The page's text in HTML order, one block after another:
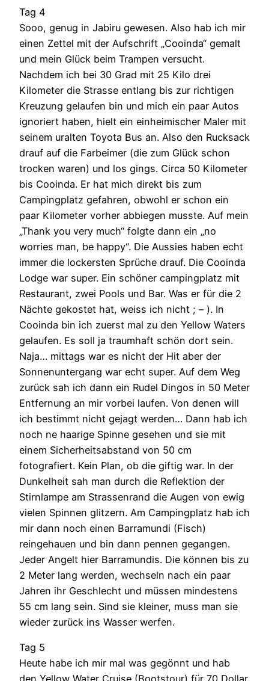
Tag 4
Sooo, genug in Jabiru gewesen. Also hab ich mir
einen Zettel mit der Aufschrift „Cooinda“ gemalt
und mein Glück beim Trampen versucht.
Nachdem ich bei 30 Grad mit 25 Kilo drei
Kilometer die Strasse entlang bis zur richtigen
Kreuzung gelaufen bin und mich ein paar Autos
ignoriert haben, hielt ein einheimischer Maler mit
seinem uralten Toyota Bus an. Also den Rucksack
drauf auf die Farbeimer (die zum Glück schon
trocken waren) und los gings. Circa 50 Kilometer
bis Cooinda. Er hat mich direkt bis zum
Campingplatz gefahren, obwohl er schon ein
paar Kilometer vorher abbiegen musste. Auf mein
„Thank you very much“ folgte dann ein „no
worries man, be happy“. Die Aussies haben echt
immer die lockersten Sprüche drauf. Die Cooinda
Lodge war super. Ein schöner campingplatz mit
Restaurant, zwei Pools und Bar. Was er für die 2
Nächte gekostet hat, weiss ich nicht ; – ). In
Cooinda bin ich zuerst mal zu den Yellow Waters
gelaufen. Es soll ja traumhaft schön dort sein.
Naja… mittags war es nicht der Hit aber der
Sonnenuntergang war echt super. Auf dem Weg
zurück sah ich dann ein Rudel Dingos in 50 Meter
Entfernung an mir vorbei laufen. Von denen will
ich bestimmt nicht gejagt werden… Dann hab ich
noch ne haarige Spinne gesehen und sie mit
einem Sicherheitsabstand von 50 cm
fotografiert. Kein Plan, ob die giftig war. In der
Dunkelheit sah man durch die Reflektion der
Stirnlampe am Strassenrand die Augen von ewig
vielen Spinnen glitzern. Am Campingplatz hab ich
mir dann noch einen Barramundi (Fisch)
reingehauen und bin dann pennen gegangen.
Jeder Angelt hier Barramundis. Die können bis zu
2 Meter lang werden, wechseln nach ein paar
Jahren ihr Geschlecht und müssen mindestens
55 cm lang sein. Sind sie kleiner, muss man sie
wieder zurück ins Wasser werfen.
Tag 5
Heute habe ich mir mal was gegönnt und hab